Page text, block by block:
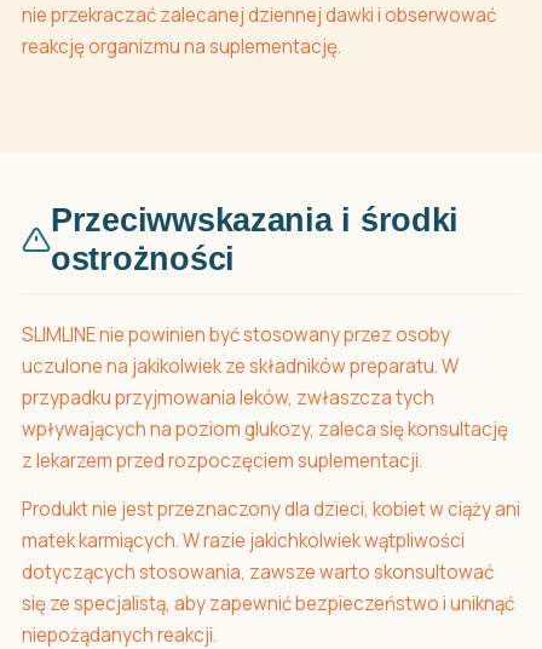
nie przekraczać zalecanej dziennej dawki i obserwować
reakcję organizmu na suplementację.
Przeciwwskazania i środki
ostrożności
SLIMLINE nie powinien być stosowany przez osoby
uczulone na jakikolwiek ze składników preparatu. W
przypadku przyjmowania leków, zwłaszcza tych
wpływających na poziom glukozy, zaleca się konsultację
z lekarzem przed rozpoczęciem suplementacji.
Produkt nie jest przeznaczony dla dzieci, kobiet w ciąży ani
matek karmiących. W razie jakichkolwiek wątpliwości
dotyczących stosowania, zawsze warto skonsultować
się ze specjalistą, aby zapewnić bezpieczeństwo i uniknąć
niepożądanych reakcji.